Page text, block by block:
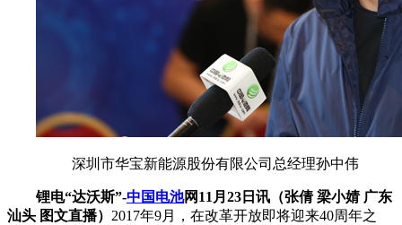
深圳市华宝新能源股份有限公司总经理孙中伟
锂电“达沃斯”-中国电池网11月23日讯（张倩 梁小婧 广东
汕头 图文直播） 2017年9月，在改革开放即将迎来40周年之